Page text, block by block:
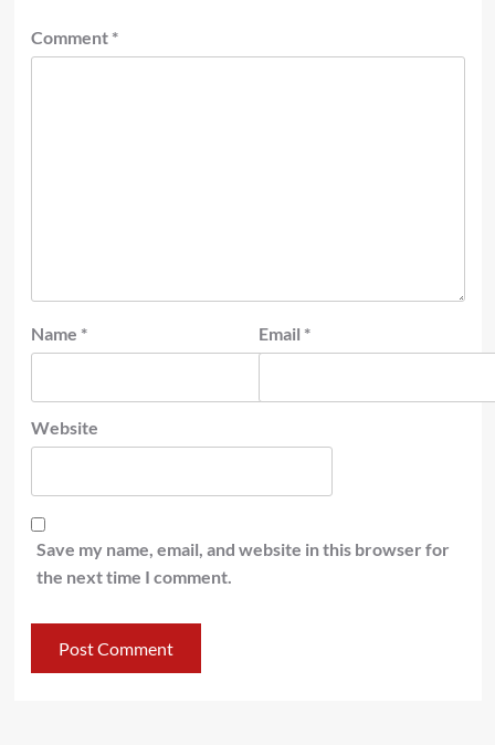
Comment *
Name * Email *
Website
Save my name, email, and website in this browser for
the next time I comment.